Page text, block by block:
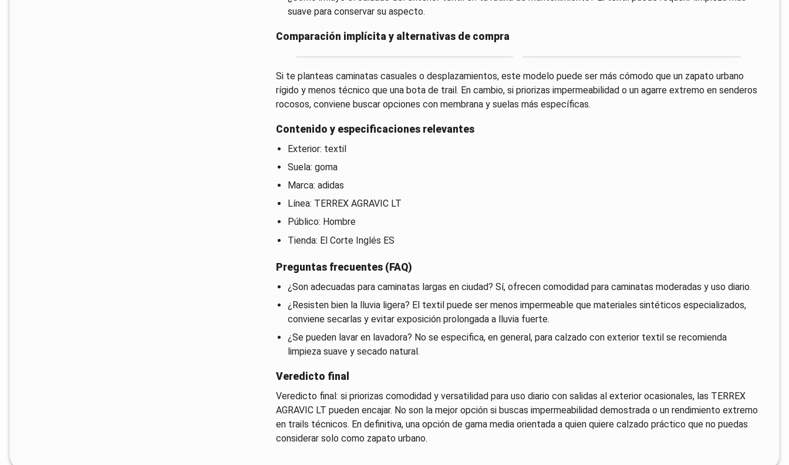
suave para conservar su aspecto.
Comparación implícita y alternativas de compra
Si te planteas caminatas casuales o desplazamientos, este modelo puede ser más cómodo que un zapato urbano
rígido y menos técnico que una bota de trail. En cambio, si priorizas impermeabilidad o un agarre extremo en senderos
rocosos, conviene buscar opciones con membrana y suelas más específicas.
Contenido y especificaciones relevantes
Exterior: textil
Suela: goma
Marca: adidas
Línea: TERREX AGRAVIC LT
Público: Hombre
Tienda: El Corte Inglés ES
Preguntas frecuentes (FAQ)
¿Son adecuadas para caminatas largas en ciudad? Sí, ofrecen comodidad para caminatas moderadas y uso diario.
¿Resisten bien la lluvia ligera? El textil puede ser menos impermeable que materiales sintéticos especializados,
conviene secarlas y evitar exposición prolongada a lluvia fuerte.
¿Se pueden lavar en lavadora? No se especifica, en general, para calzado con exterior textil se recomienda
limpieza suave y secado natural.
Veredicto final
Veredicto final: si priorizas comodidad y versatilidad para uso diario con salidas al exterior ocasionales, las TERREX
AGRAVIC LT pueden encajar. No son la mejor opción si buscas impermeabilidad demostrada o un rendimiento extremo
en trails técnicos. En definitiva, una opción de gama media orientada a quien quiere calzado práctico que no puedas
considerar solo como zapato urbano.